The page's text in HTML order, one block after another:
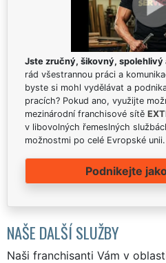
Jste zručný, šikovný, spolehlivý
rád všestrannou práci a
byste si mohl vydělávat a
pracích? Pokud ano, využijte
mezinárodní franchisové sítě
v libovolných řemeslných
možnostmi po celé Evropské unii.
Podnikejte
NAŠE DALŠÍ SLUŽBY
Naši franchisanti Vám v